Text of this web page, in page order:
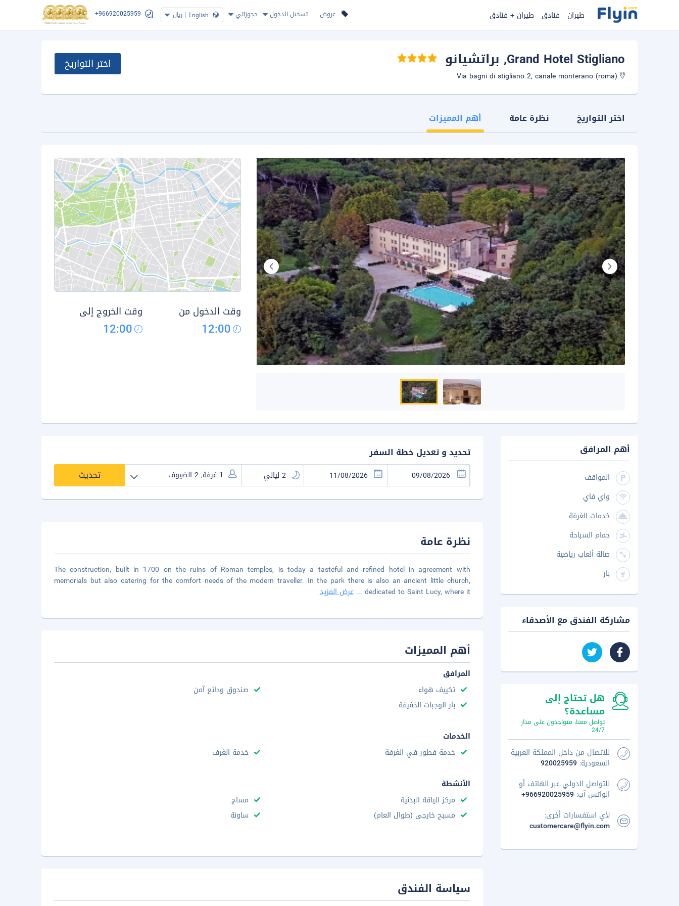
عروض تسجيل الدخول حجوزاتي English
| ريال +966920025959 طيران فنادق طيران + فنادق
Grand Hotel Stigliano, براتشيانو اختر التواريخ
اختر التواريخ نظرة عامة أهم المميزات
وقت الدخول من
12:00
وقت الخروج إلى
12:00
تحديد و تعديل خطة السفر
تحديث
نظرة عامة
The construction, built in 1700 on the ruins of Roman temples, is today a tasteful and refined hotel in agreement with
memorials but also catering for the comfort needs of the modern traveller. In the park there is also an ancient little church,
dedicated to Saint Lucy, where it
...عرض المزيد
أهم المميزات
المرافق
تكييف هواء
صندوق ودائع آمن
بار الوجبات الخفيفة
الخدمات
خدمة فطور في الغرفة
خدمة الغرف
الأنشطة
مركز للياقة البدنية
مساج
مسبح خارجى (طوال العام)
ساونة
سياسة الفندق
أهم المرافق
المواقف
واي فاي
خدمات الغرفة
حمام السباحة
صالة ألعاب رياضية
بار
مشاركة الفندق مع الأصدقاء
هل تحتاج إلى
مساعدة؟
تواصل معنا، متواجدون على مدار
24/7
للاتصال من داخل المملكة العربية
السعودية: 920025959
للتواصل الدولي عبر الهاتف أو
الواتس آب: +966920025959
لأي استفسارات أخرى:
customercare@flyin.com